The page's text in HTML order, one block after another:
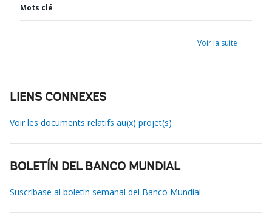
Mots clé
Voir la suite
LIENS CONNEXES
Voir les documents relatifs au(x) projet(s)
BOLETÍN DEL BANCO MUNDIAL
Suscríbase al boletín semanal del Banco Mundial